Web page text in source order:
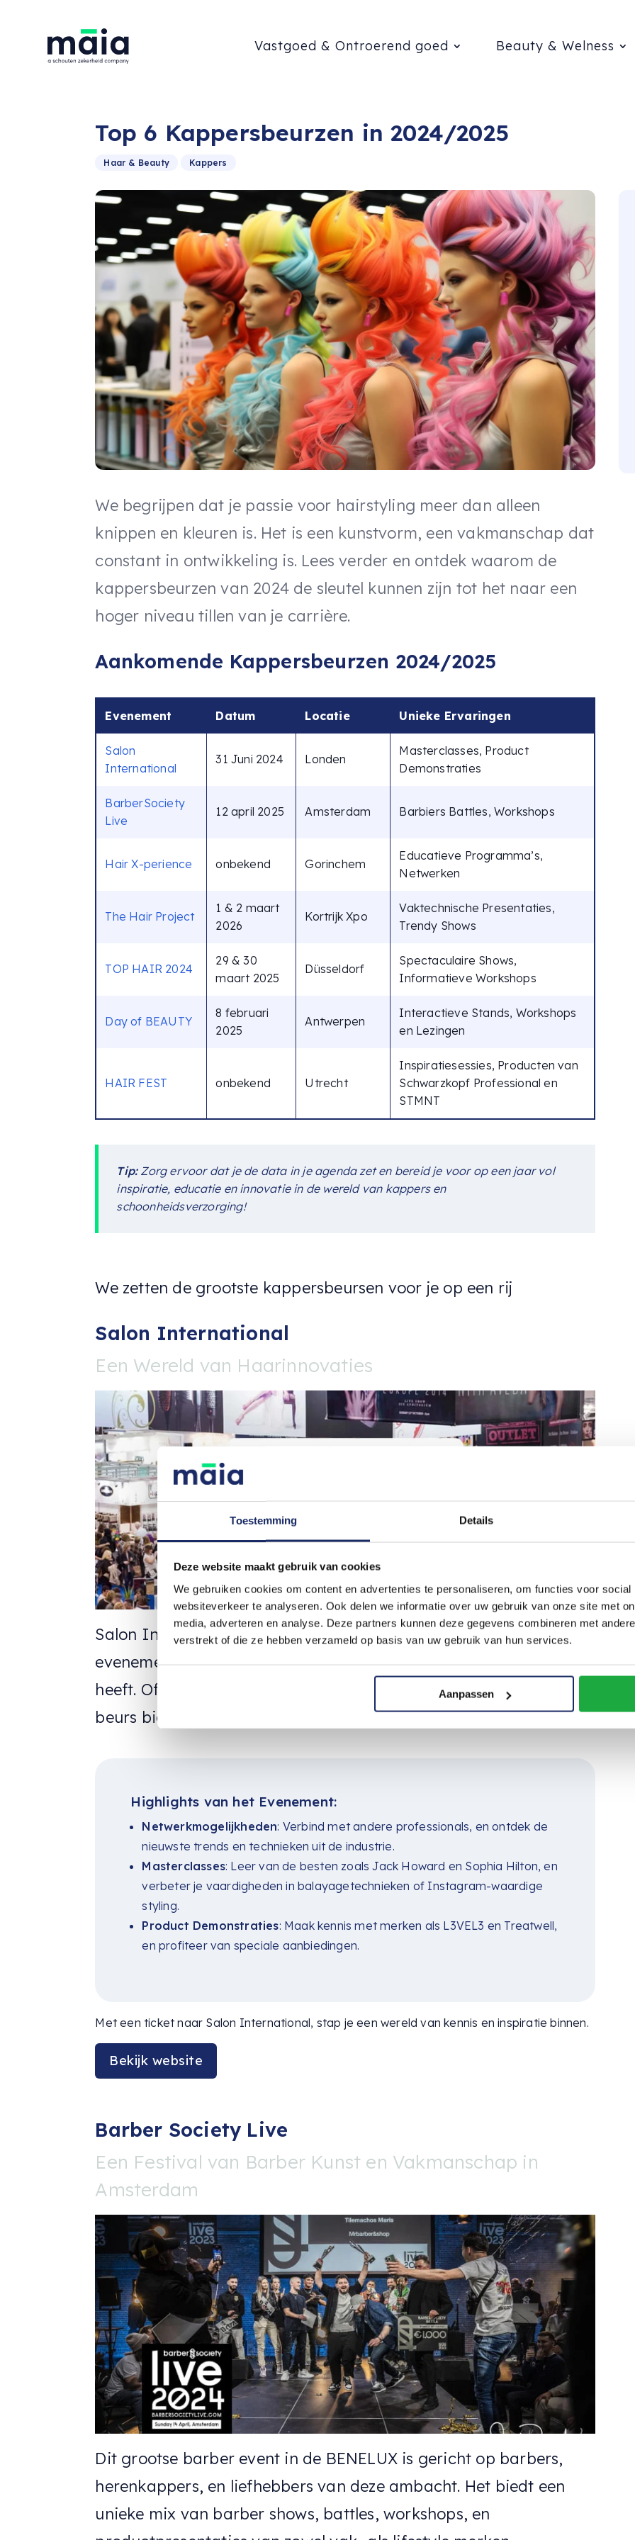
Toestemming Details
Deze website maakt gebruik van cookies
We gebruiken cookies om content en advertenties te personaliseren, om functies voor
websiteverkeer te analyseren. Ook delen we informatie over uw gebruik van onze site met
media, adverteren en analyse. Deze partners kunnen deze gegevens combineren met
verstrekt of die ze hebben verzameld op basis van uw gebruik van hun services.
Aanpassen
Vastgoed & Ontroerend goed Beauty & Welness
Top 6 Kappersbeurzen in 2024/2025
Haar & Beauty Kappers
We begrijpen dat je passie voor hairstyling meer dan alleen
knippen en kleuren is. Het is een kunstvorm, een vakmanschap dat
constant in ontwikkeling is. Lees verder en ontdek waarom de
kappersbeurzen van 2024 de sleutel kunnen zijn tot het naar een
hoger niveau tillen van je carrière.
Aankomende Kappersbeurzen 2024/2025
Evenement Datum Locatie Unieke Ervaringen
Salon
International
31 Juni 2024 Londen
Masterclasses, Product
Demonstraties
BarberSociety
Live
12 april 2025 Amsterdam Barbiers Battles, Workshops
Hair X-perience onbekend Gorinchem
Educatieve Programma’s,
Netwerken
The Hair Project
1 & 2 maart
2026
Kortrijk Xpo
Vaktechnische Presentaties,
Trendy Shows
TOP HAIR 2024
29 & 30
maart 2025
Düsseldorf
Spectaculaire Shows,
Informatieve Workshops
Day of BEAUTY
8 februari
2025
Antwerpen
Interactieve Stands, Workshops
en Lezingen
HAIR FEST onbekend Utrecht
Inspiratiesessies, Producten van
Schwarzkopf Professional en
STMNT
Tip:Zorg ervoor dat je de data in je agenda zet en bereid je voor op een jaar vol
inspiratie, educatie en innovatie in de wereld van kappers en
schoonheidsverzorging!
We zetten de grootste kappersbeursen voor je op een rij
Salon International
Een Wereld van Haarinnovaties
Salon International in Londen is meer dan zomaar een
evenement; het is een viering van alles wat met haar te maken
heeft. Of je nu een ervaren kapper bent of nieuw in het veld, de
beurs biedt een breed scala aan ervaringen.
Highlights van het Evenement:
Netwerkmogelijkheden: Verbind met andere professionals, en ontdek de
nieuwste trends en technieken uit de industrie.
Masterclasses: Leer van de besten zoals Jack Howard en Sophia Hilton, en
verbeter je vaardigheden in balayagetechnieken of Instagram-waardige
styling.
Product Demonstraties: Maak kennis met merken als L3VEL3 en Treatwell,
en profiteer van speciale aanbiedingen.
Met een ticket naar Salon International, stap je een wereld van kennis en inspiratie binnen.
Bekijk website
Barber Society Live
Een Festival van Barber Kunst en Vakmanschap in
Amsterdam
Dit grootse barber event in de BENELUX is gericht op barbers,
herenkappers, en liefhebbers van deze ambacht. Het biedt een
unieke mix van barber shows, battles, workshops, en